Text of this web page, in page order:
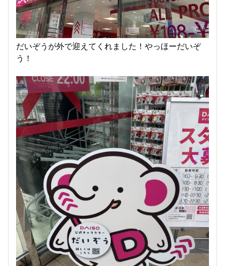
だいぞうが外で迎えてくれました！やっほーだいぞ
う！